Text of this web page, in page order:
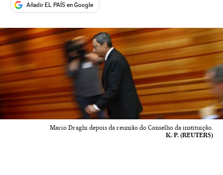
Añadir EL PAÍS en Google
Mario Draghi depois da reunião do Conselho da instituição.
K. P. (REUTERS)